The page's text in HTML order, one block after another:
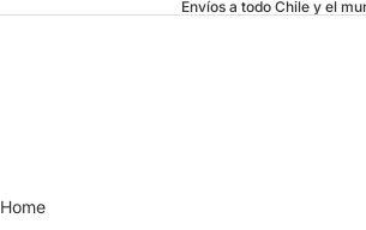
Envíos a todo Chile y el
Home